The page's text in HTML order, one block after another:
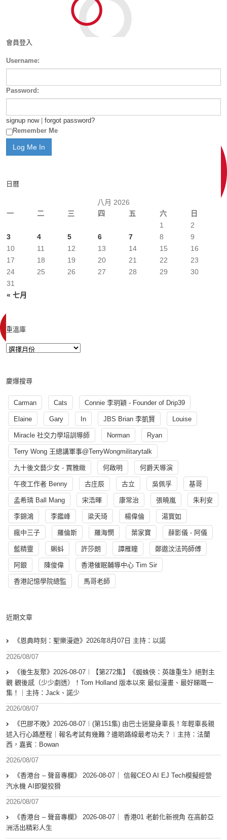
會員登入
Username:
Password:
signup now| forgot password?
Remember Me
日曆
八月 2026
一
二 三 四 五 六 日
« 七月
1
2
3
4 5 6 7 8
9
10
11 12 13 14 15
16
17
18 19 20 21 22
23
24
25 26 27 28 29
30
31
重溫庫
慶爆搜尋
Carman Cats Connie 李玥穎 - Founder of Drip39
Elaine Gary In JBS Brian 李凱賢 Louise
Miracle 社交力學培訓導師 Norman Ryan
Terry Wong 王總講軍事@TerryWongmilitarytalk
九十後文藝少女 - 賈雅緻 何啟明 何爵天導演
午夜工作者 Benny 古庄辰 古立 吳佩孚 基哥
孟希璘 Ball Mang 宋浩暉 康常治 張曉嵐 朱利安
李錦鴻 李鑑峰 梁天琦 楊偉倫 湯寳如
瘋中三子 羅倫斯 羅海憫 葉家寶 薛影儀 - 阿儀
藍精靈 蝌蚪 許莎朗 譚雁瞳 鄭遨汶法筠師傅
阿銀 陳俊偉 香港催眠輔導中心 Tim Sir
香港記憶學院總監 馬哥老師
近期文章
《恩典時刻：聖樂漫遊》2026年8月07日 主持：以諾
2026/08/07
《後生友聚》2026-08-07︱【第272集】《蜘蛛俠：英雄重生》絕對主
觀 觀後感（少少劇透）！Tom Holland 版本以來 最似漫畫、最好睇嘅一
集！｜主持：Jack、諾少
2026/08/07
《巴膠不敗》2026-08-07︱(第151集) 由巴士迷變身車長！年輕車長親
述入行心路歷程｜報名考試有幾難？邊啲路線最考功夫？︱主持：法蘭
西，嘉賓︰Bowan
2026/08/07
《香港台 – 聲音專欄》 2026-08-07｜ 信報CEO AI EJ Tech模擬經營
汽水機 AI即變狡猾
2026/08/07
《香港台 – 聲音專欄》 2026-08-07｜ 香港01 老齡化新視角 在高齡亞
洲活出精彩人生